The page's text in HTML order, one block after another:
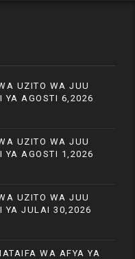
UZITO WA JUU
YA AGOSTI 6,2026
UZITO WA JUU
YA AGOSTI 1,2026
UZITO WA JUU
YA JULAI 30,2026
WA AFYA YA